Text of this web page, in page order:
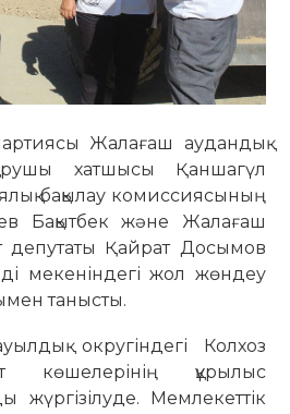
Жалағаш аудандық
хатшысы Қаншагүл
бақылау комиссиясының
Бақытбек және Жалағаш
депутаты Қайрат Досымов
мекеніндегі жол жөндеу
танысты.
округіндегі Колхоз
құрылыс
жүргізілуде. Мемлекеттік